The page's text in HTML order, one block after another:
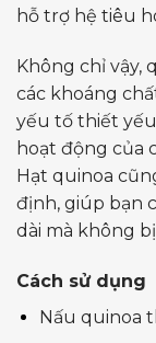
hỗ trợ hệ tiêu
Không chỉ vậy,
các khoáng
yếu tố thiết
hoạt động của
Hạt quinoa
định, giúp bạn
dài mà không
Cách sử dụng
Nấu quinoa